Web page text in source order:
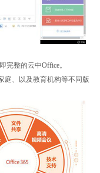
完整的云中Office。
庭、以及教育机构等不同版